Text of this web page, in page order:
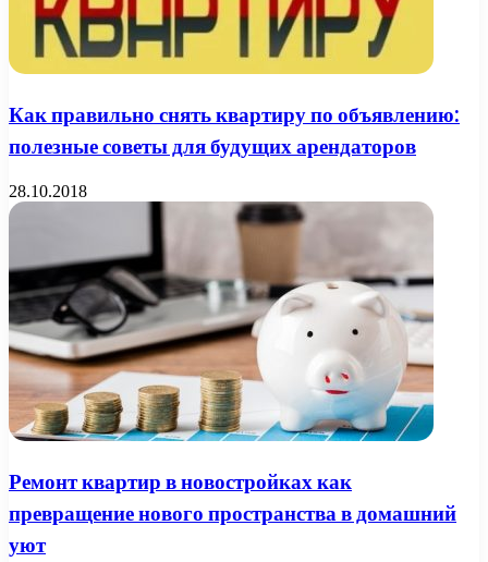
Как правильно снять квартиру по объявлению:
полезные советы для будущих арендаторов
28.10.2018
Ремонт квартир в новостройках как
превращение нового пространства в домашний
уют